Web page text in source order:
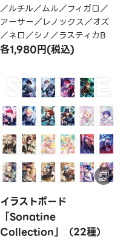
／ルチル／ムル／フィガロ／
アーサー／レノックス／オズ
／ネロ／シノ／ラスティカB
各1,980円(税込)
イラストボード
「Sonatine
Collection」（22種）